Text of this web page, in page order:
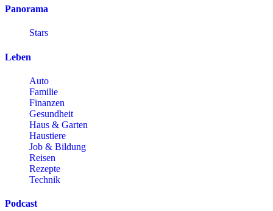
Panorama
Stars
Leben
Auto
Familie
Finanzen
Gesundheit
Haus & Garten
Haustiere
Job & Bildung
Reisen
Rezepte
Technik
Podcast